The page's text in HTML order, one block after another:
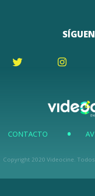
CONTACTO
Copyright 2020 Videocine.